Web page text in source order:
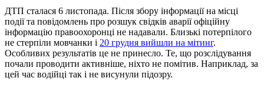
ДТП сталася 6 листопада. Після збору інформації на місці
події та повідомлень про розшук свідків аварії офіційну
інформацію правоохоронці не надавали. Близькі потерпілого
не стерпіли мовчанки і 20 грудня вийшли на мітинг.
Особливих результатів це не принесло. Те, що розслідування
почали проводити активніше, ніхто не помітив. Наприклад, за
цей час водійці так і не висунули підозру.